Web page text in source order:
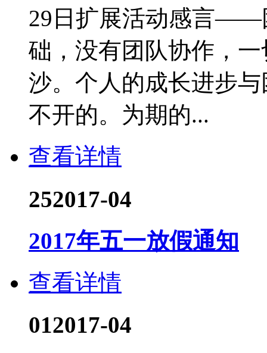
29日扩展活动感言——
础，没有团队协作，
沙。个人的成长进步
不开的。为期的...
查看详情
252017-04
2017年五一放假通知
查看详情
012017-04